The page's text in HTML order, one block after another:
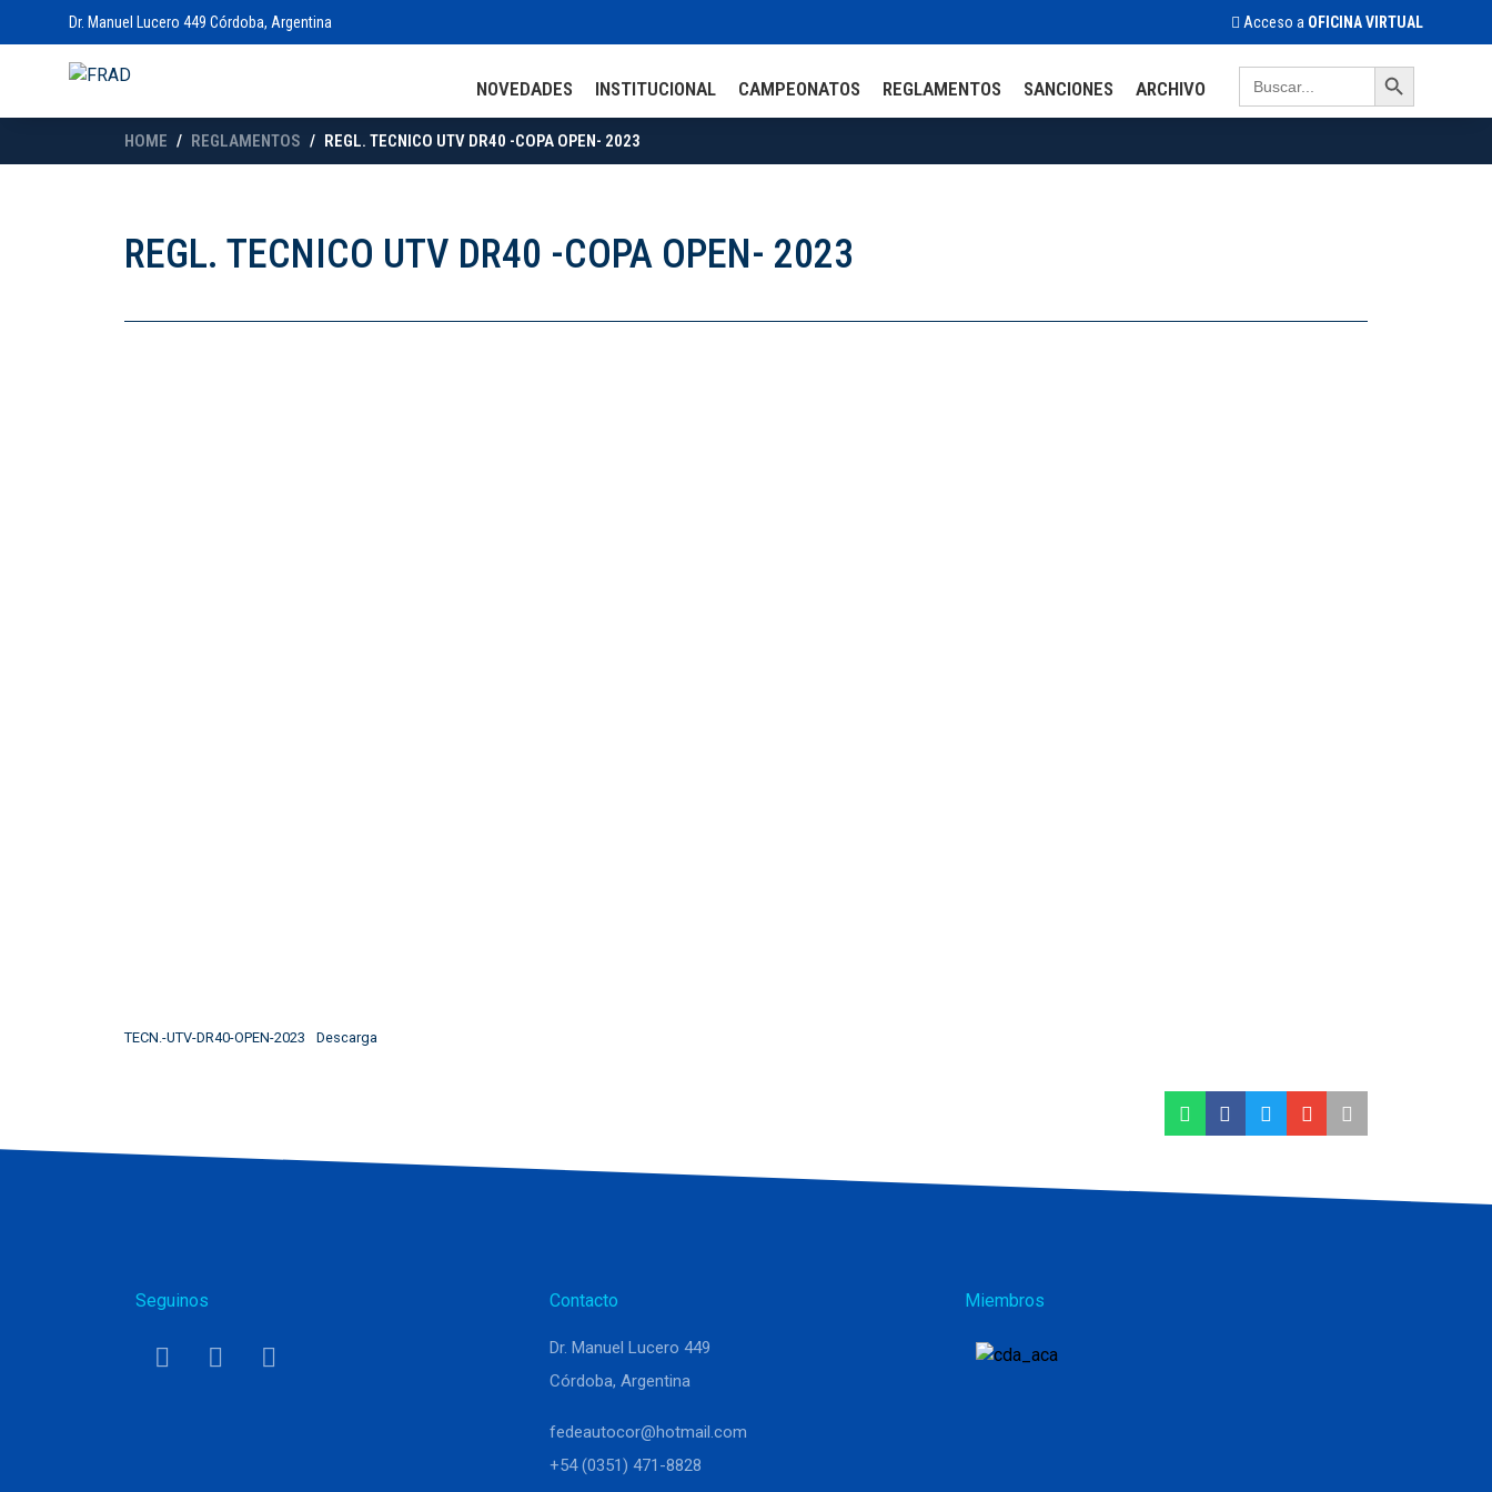
Dr. Manuel Lucero 449 Córdoba, Argentina Acceso a OFICINA VIRTUAL
NOVEDADES INSTITUCIONAL CAMPEONATOS REGLAMENTOS SANCIONES ARCHIVO
Search
for:
Search Button
HOME REGLAMENTOS REGL. TECNICO UTV DR40 -COPA OPEN- 2023
REGL. TECNICO UTV DR40 -COPA OPEN- 2023
TECN.-UTV-DR40-OPEN-2023 Descarga
Seguinos Contacto
Dr. Manuel Lucero 449
Córdoba, Argentina
fedeautocor@hotmail.com
+54 (0351) 471-8828
Miembros